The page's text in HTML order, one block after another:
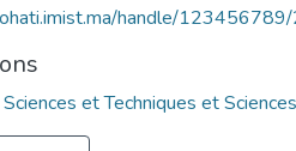
handle/
et Techniques et